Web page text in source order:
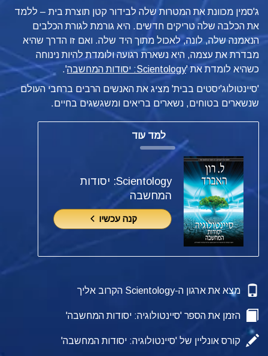
ג'סמין מכוונת את המטרות שלה לבידור קטן תוצרת בית – ללמד
את הכלבה שלה טריקים חדשים. היא גורמת לגורת הכלבים
הנאמנה שלה, לונה, לאכול מתוך היד שלה. ואם זו הדרך שהיא
מבדרת את עצמה, היא נשארת רגועה ולומדת להיות נינוחה
כשהיא לומדת את 'Scientology: יסודות המחשבה
'.
'סיינטולוג'יסטים בבית' מציג את האנשים הרבים ברחבי העולם
שנשארים בטוחים, נשארים בריאים ומשגשגים בחיים.
למד עוד
Scientology: יסודות
המחשבה
קנה עכשיו
מצא את ארגון ה-Scientology הקרוב אליך
הזמן את הספר 'סיינטולוגיה: יסודות המחשבה'
קורס אונליין של 'סיינטולוגיה: יסודות המחשבה'